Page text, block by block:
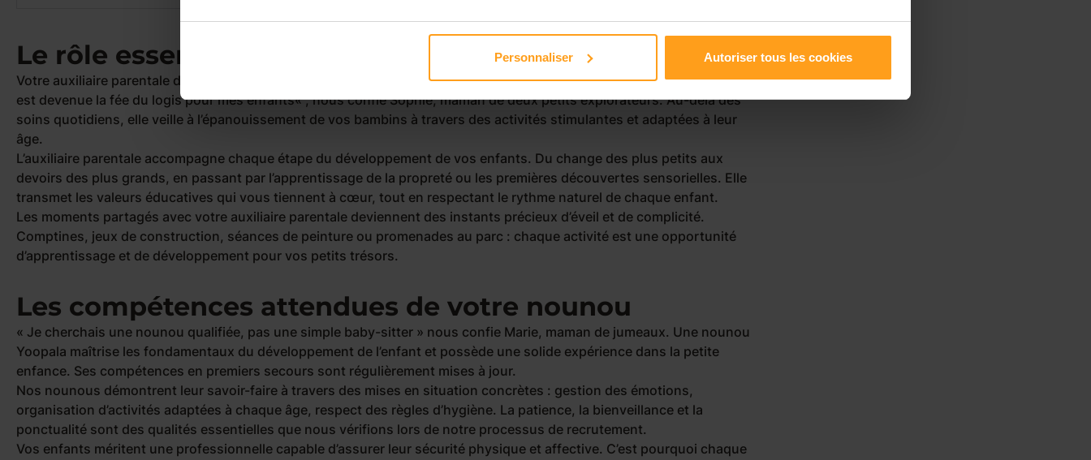
Personnaliser Autoriser tous les cookies
Le rôle essentiel d’une nounou
Votre auxiliaire parentale devient rapidement une véritable alliée du quotidien. «Mathilde n’est pas qu’une nounou, elle
est devenue la fée du logis pour mes enfants« , nous confie Sophie, maman de deux petits explorateurs. Au-delà des
soins quotidiens, elle veille à l’épanouissement de vos bambins à travers des activités stimulantes et adaptées à leur
âge.
L’auxiliaire parentale accompagne chaque étape du développement de vos enfants. Du change des plus petits aux
devoirs des plus grands, en passant par l’apprentissage de la propreté ou les premières découvertes sensorielles. Elle
transmet les valeurs éducatives qui vous tiennent à cœur, tout en respectant le rythme naturel de chaque enfant.
Les moments partagés avec votre auxiliaire parentale deviennent des instants précieux d’éveil et de complicité.
Comptines, jeux de construction, séances de peinture ou promenades au parc : chaque activité est une opportunité
d’apprentissage et de développement pour vos petits trésors.
Les compétences attendues de votre nounou
« Je cherchais une nounou qualifiée, pas une simple baby-sitter » nous confie Marie, maman de jumeaux. Une nounou
Yoopala maîtrise les fondamentaux du développement de l’enfant et possède une solide expérience dans la petite
enfance. Ses compétences en premiers secours sont régulièrement mises à jour.
Nos nounous démontrent leur savoir-faire à travers des mises en situation concrètes : gestion des émotions,
organisation d’activités adaptées à chaque âge, respect des règles d’hygiène. La patience, la bienveillance et la
ponctualité sont des qualités essentielles que nous vérifions lors de notre processus de recrutement.
Vos enfants méritent une professionnelle capable d’assurer leur sécurité physique et affective. C’est pourquoi chaque